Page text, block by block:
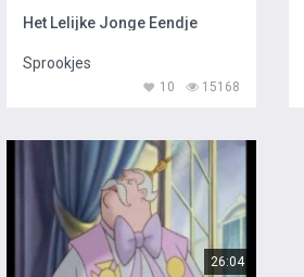
Het Lelijke Jonge Eendje
Sprookjes
15168
10
26:04